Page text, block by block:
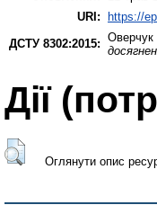
URI: https://
ДСТУ 8302:2015: Оверчук
Дії
Оглянути опис